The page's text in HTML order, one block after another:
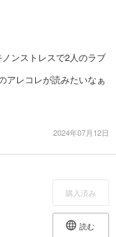
ンストレスで2人のラブ
アレコレが読みたいなぁ
2024年07月12日
購入済み
読む